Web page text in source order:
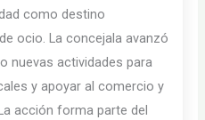
como destino
ocio. La concejala avanzó
nuevas actividades para
y apoyar al comercio y
acción forma parte del